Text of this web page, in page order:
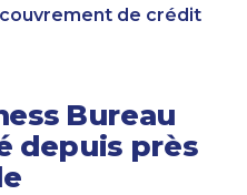
de crédit
Bureau
depuis près